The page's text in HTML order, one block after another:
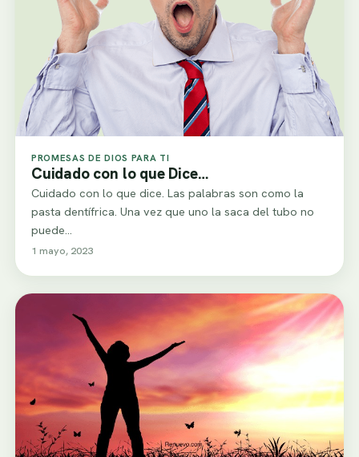
PROMESAS DE DIOS PARA TI
Cuidado con lo que Dice…
Cuidado con lo que dice. Las palabras son como la
pasta dentífrica. Una vez que uno la saca del tubo no
puede…
1 mayo, 2023